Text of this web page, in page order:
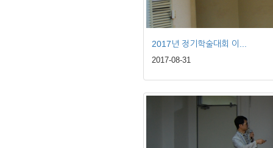
2017년 정기학술대회 이...
2017-08-31